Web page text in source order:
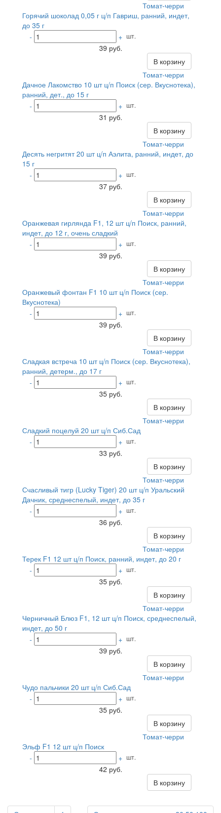
Томат-черри
Горячий шоколад 0,05 г ц/п Гавриш, ранний, индет,
до 35 г
-
+ шт.
39 руб.
В корзину
Томат-черри
Дачное Лакомство 10 шт ц/п Поиск (сер. Вкуснотека),
ранний, дет., до 15 г
-
+ шт.
31 руб.
В корзину
Томат-черри
Десять негритят 20 шт ц/п Аэлита, ранний, индет, до
15 г
-
+ шт.
37 руб.
В корзину
Томат-черри
Оранжевая гирлянда F1, 12 шт ц/п Поиск, ранний,
индет, до 12 г, очень сладкий
-
+ шт.
39 руб.
В корзину
Томат-черри
Оранжевый фонтан F1 10 шт ц/п Поиск (сер.
Вкуснотека)
-
+ шт.
39 руб.
В корзину
Томат-черри
Сладкая встреча 10 шт ц/п Поиск (сер. Вкуснотека),
ранний, детерм., до 17 г
-
+ шт.
35 руб.
В корзину
Томат-черри
Сладкий поцелуй 20 шт ц/п Сиб.Сад
-
+ шт.
33 руб.
В корзину
Томат-черри
Счасливый тигр (Lucky Tiger) 20 шт ц/п Уральский
Дачник, среднеспелый, индет, до 35 г
-
+ шт.
36 руб.
В корзину
Томат-черри
Терек F1 12 шт ц/п Поиск, ранний, индет, до 20 г
-
+ шт.
35 руб.
В корзину
Томат-черри
Черничный Блюз F1, 12 шт ц/п Поиск, среднеспелый,
индет, до 50 г
-
+ шт.
39 руб.
В корзину
Томат-черри
Чудо пальчики 20 шт ц/п Сиб.Сад
-
+ шт.
35 руб.
В корзину
Томат-черри
Эльф F1 12 шт ц/п Поиск
-
+ шт.
42 руб.
В корзину